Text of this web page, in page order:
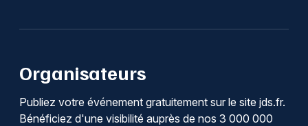
Organisateurs
Publiez votre événement gratuitement sur le site jds.fr.
Bénéficiez d'une visibilité auprès de nos 3 000 000